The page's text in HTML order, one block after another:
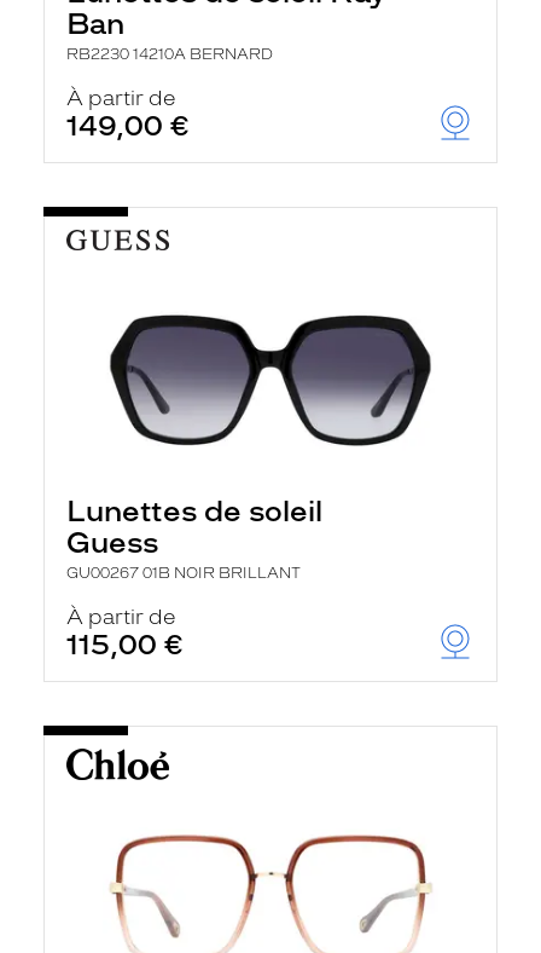
Ban
RB2230 14210A BERNARD
À partir de
149,00 €
Lunettes de soleil
Guess
GU00267 01B NOIR BRILLANT
À partir de
115,00 €